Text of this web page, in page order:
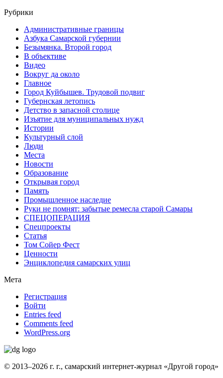
Рубрики
Административные границы
Азбука Самарской губернии
Безымянка. Второй город
В объективе
Видео
Вокруг да около
Главное
Город Куйбышев. Трудовой подвиг
Губернская летопись
Детство в запасной столице
Изъятие для муниципальных нужд
Истории
Культурный слой
Люди
Места
Новости
Образование
Открывая город
Память
Промышленное наследие
Руки не помнят: забытые ремесла старой Самары
СПЕЦОПЕРАЦИЯ
Спецпроекты
Статья
Том Сойер Фест
Ценности
Энциклопедия самарских улиц
Мета
Регистрация
Войти
Entries feed
Comments feed
WordPress.org
© 2013–2026 г. г., самарский интернет-журнал «Другой город»